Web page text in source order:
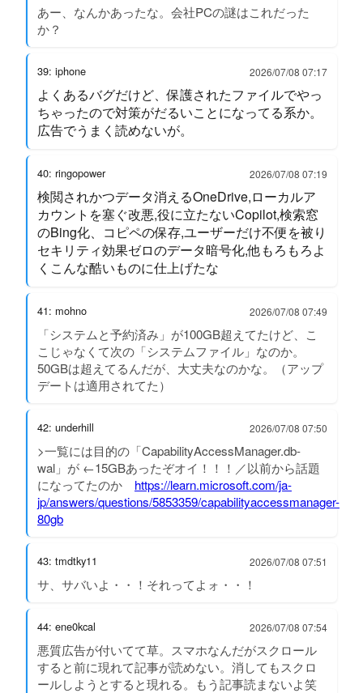
あー、なんかあったな。会社PCの謎はこれだった
か？
39: iphone 2026/07/08 07:17
よくあるバグだけど、保護されたファイルでやっ
ちゃったので対策がだるいことになってる系か。
広告でうまく読めないが。
40: ringopower 2026/07/08 07:19
検閲されかつデータ消えるOneDrive,ローカルア
カウントを塞ぐ改悪,役に立たないCopilot,検索窓
のBing化、コピペの保存,ユーザーだけ不便を被り
セキリティ効果ゼロのデータ暗号化,他もろもろよ
くこんな酷いものに仕上げたな
41: mohno 2026/07/08 07:49
「システムと予約済み」が100GB超えてたけど、こ
こじゃなくて次の「システムファイル」なのか。
50GBは超えてるんだが、大丈夫なのかな。（アップ
デートは適用されてた）
42: underhill 2026/07/08 07:50
>一覧には目的の「CapabilityAccessManager.db-
wal」が ←15GBあったぞオイ！！！／以前から話題
になってたのか https://learn.microsoft.com/ja-
jp/answers/questions/5853359/capabilityaccessmanager-
80gb
43: tmdtky11 2026/07/08 07:51
サ、サバいよ・・！それってよォ・・！
44: ene0kcal 2026/07/08 07:54
悪質広告が付いてて草。スマホなんだがスクロール
すると前に現れて記事が読めない。消してもスクロ
ールしようとすると現れる。もう記事読まないよ笑